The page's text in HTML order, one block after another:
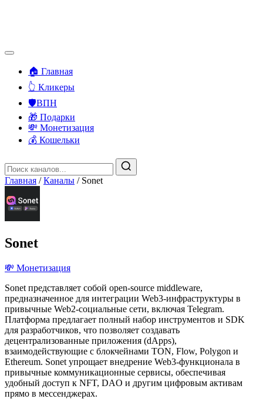
🏠 Главная
👆 Кликеры
🛡️ВПН
🎁 Подарки
💸 Монетизация
💰 Кошельки
Главная / Каналы / Sonet
Sonet
💸 Монетизация
Sonet представляет собой open-source middleware,
предназначенное для интеграции Web3-инфраструктуры в
привычные Web2-социальные сети, включая Telegram.
Платформа предлагает полный набор инструментов и SDK
для разработчиков, что позволяет создавать
децентрализованные приложения (dApps),
взаимодействующие с блокчейнами TON, Flow, Polygon и
Ethereum. Sonet упрощает внедрение Web3-функционала в
привычные коммуникационные сервисы, обеспечивая
удобный доступ к NFT, DAO и другим цифровым активам
прямо в мессенджерах.